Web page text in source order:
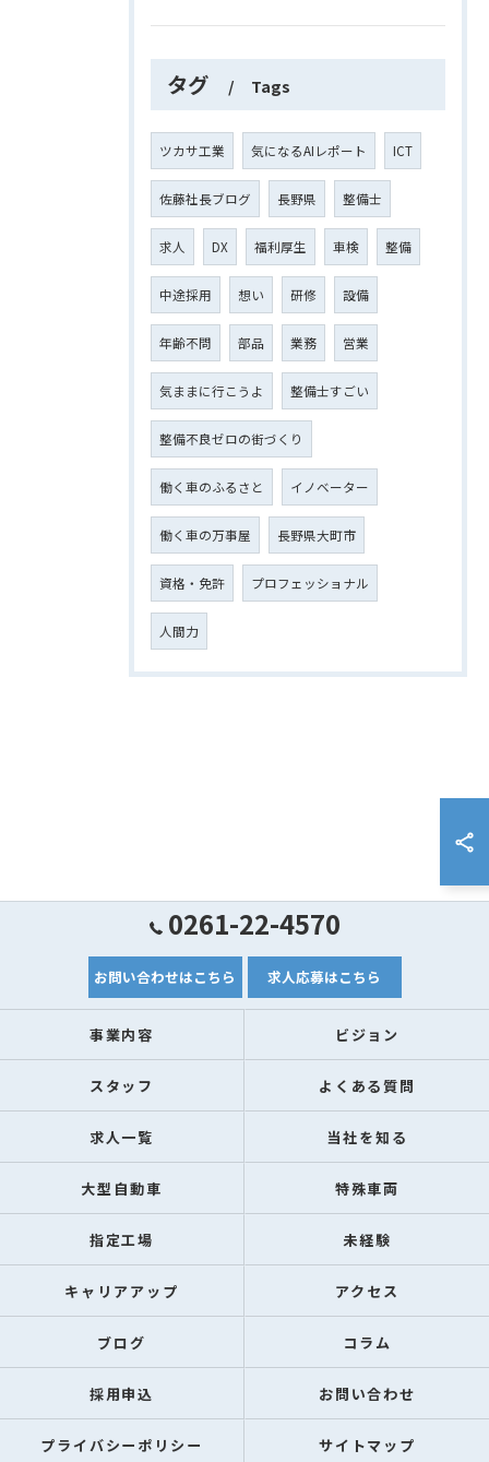
タグ Tags
ツカサ工業 気になるAIレポート ICT
佐藤社長ブログ 長野県 整備士
求人 DX 福利厚生 車検 整備
中途採用 想い 研修 設備
年齢不問 部品 業務 営業
気ままに行こうよ 整備士すごい
整備不良ゼロの街づくり
働く車のふるさと イノベーター
働く車の万事屋 長野県大町市
資格・免許 プロフェッショナル
人間力
0261-22-4570
お問い合わせはこちら 求人応募はこちら
事業内容 ビジョン
スタッフ よくある質問
求人一覧 当社を知る
大型自動車 特殊車両
指定工場 未経験
キャリアアップ アクセス
ブログ コラム
採用申込 お問い合わせ
プライバシーポリシー サイトマップ